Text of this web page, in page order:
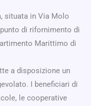
situata in Via Molo
di rifornimento di
Marittimo di
a disposizione un
I beneficiari di
le cooperative